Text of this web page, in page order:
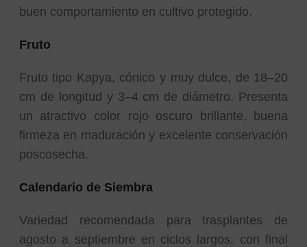
buen comportamiento en cultivo protegido.
Fruto
Fruto tipo Kapya, cónico y muy dulce, de 18–20
cm de longitud y 3–4 cm de diámetro. Presenta
un atractivo color rojo oscuro brillante, buena
firmeza en maduración y excelente conservación
poscosecha.
Calendario de Siembra
Variedad recomendada para trasplantes de
agosto a septiembre en ciclos largos, con final